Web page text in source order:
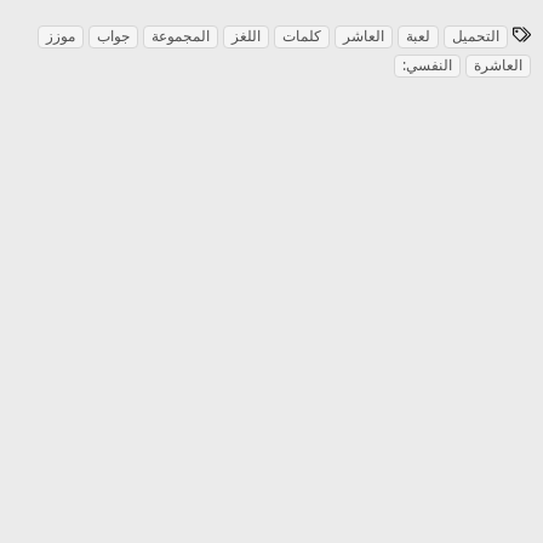
ا
ل
و
التحميل لعبة العاشر كلمات اللغز المجموعة جواب
موزز
العاشرة
النفسي: